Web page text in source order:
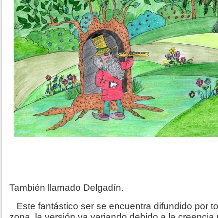
También llamado Delgadín.
Este fantástico ser se encuentra difundido por